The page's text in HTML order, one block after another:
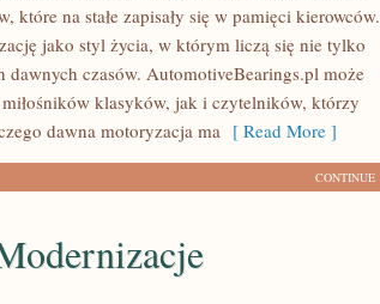
które na stałe zapisały się w pamięci kierowców.
jako styl życia, w którym liczą się nie tylko
dawnych czasów. AutomotiveBearings.pl może
klasyków, jak i czytelników, którzy
dawna motoryzacja ma [ Read More ]
CONTINUE